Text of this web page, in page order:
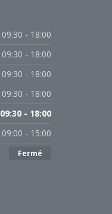
09:30 - 18:00
09:30 - 18:00
09:30 - 18:00
09:30 - 18:00
09:30 - 18:00
09:00 - 15:00
Fermé